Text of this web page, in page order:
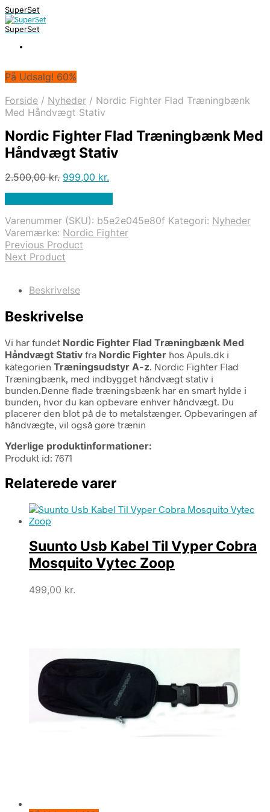
SuperSet
SuperSet
På Udsalg! 60%
Forside / Nyheder / Nordic Fighter Flad Træningbænk
Med Håndvægt Stativ
Nordic Fighter Flad Træningbænk Med
Håndvægt Stativ
2.500,00kr. Den
2.500,00 kr..
999,00 kr.
999,00 kr..
Varenummer (SKU): b5e2e045e80f Kategori: Nyheder
Varemærke: Nordic Fighter
Previous Product
Next Product
Beskrivelse
Beskrivelse
Vi har fundet Nordic Fighter Flad Træningbænk Med
Håndvægt Stativ fra Nordic Fighter hos Apuls.dk i
kategorien Træningsudstyr A-z. Nordic Fighter Flad
Træningbænk, med indbygget håndvægt stativ i
bunden.Denne flade træningsbænk har en smart hylde i
bunden, hvor du kan opbevare enhver håndvægt. Du
placerer den blot på de to metalstænger. Opbevaringen af
håndvægte, vil også gøre trænin
Yderlige produktinformationer:
Produkt id: 7671
Relaterede varer
Suunto Usb Kabel Til Vyper Cobra
Mosquito Vytec Zoop
499,00 kr.